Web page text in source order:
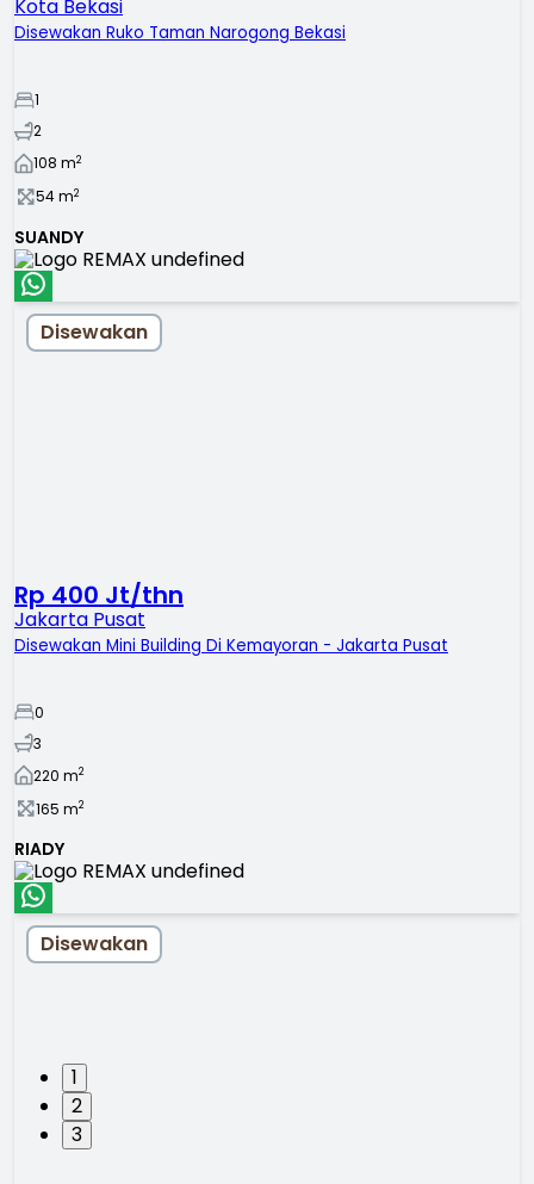
Kota Bekasi
Disewakan Ruko Taman Narogong Bekasi
1
2
108 m2
54m2
SUANDY
Disewakan
Rp 400 Jt/thn
Jakarta Pusat
Disewakan Mini Building Di Kemayoran - Jakarta Pusat
0
3
220 m2
165 m2
RIADY
1
2
3
Disewakan